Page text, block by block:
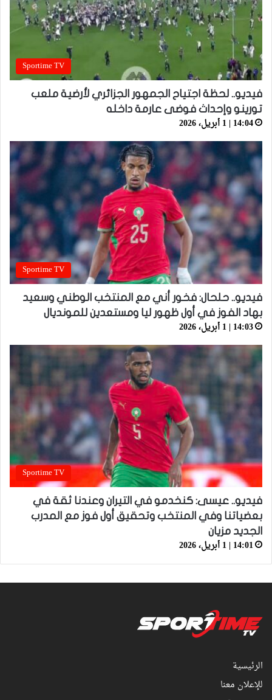
Sportime TV
فيديو.. لحظة اجتياح الجمهور الجزائري لأرضية ملعب
تورينو وإحداث فوضى عارمة داخله
14:04 | 1 أبريل، 2026
Sportime TV
فيديو.. حلحال: فخور أني مع المنتخب الوطني وسعيد
بهاد الفوز في أول ظهور ليا ومستعدين للمونديال
14:03 | 1 أبريل، 2026
Sportime TV
فيديو.. عيسى: كنخدمو في التيران وعندنا ثقة في
بعضياتنا وفي المنتخب وتحقيق أول فوز مع المدرب
الجديد مزيان
14:01 | 1 أبريل، 2026
الرئيسية
للإعلان معنا